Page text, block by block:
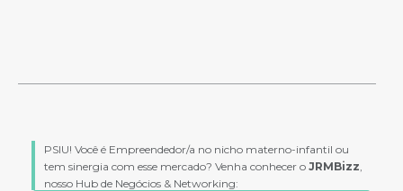
PSIU! Você é Empreendedor/a no nicho materno-infantil ou
tem sinergia com esse mercado? Venha conhecer o JRMBizz
nosso Hub de Negócios & Networking: